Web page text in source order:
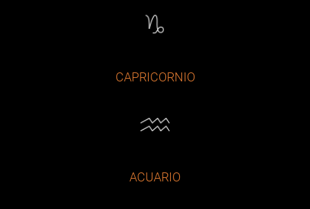
CAPRICORNIO
ACUARIO